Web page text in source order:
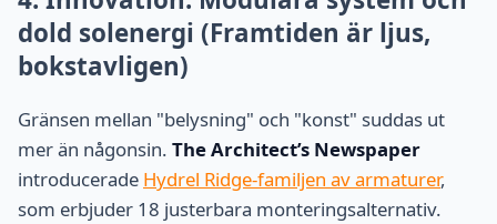
dold solenergi (Framtiden är ljus,
bokstavligen)
Gränsen mellan "belysning" och "konst" suddas ut
mer än någonsin. The Architect’s Newspaper
introducerade Hydrel Ridge-familjen av armaturer,
som erbjuder 18 justerbara monteringsalternativ.